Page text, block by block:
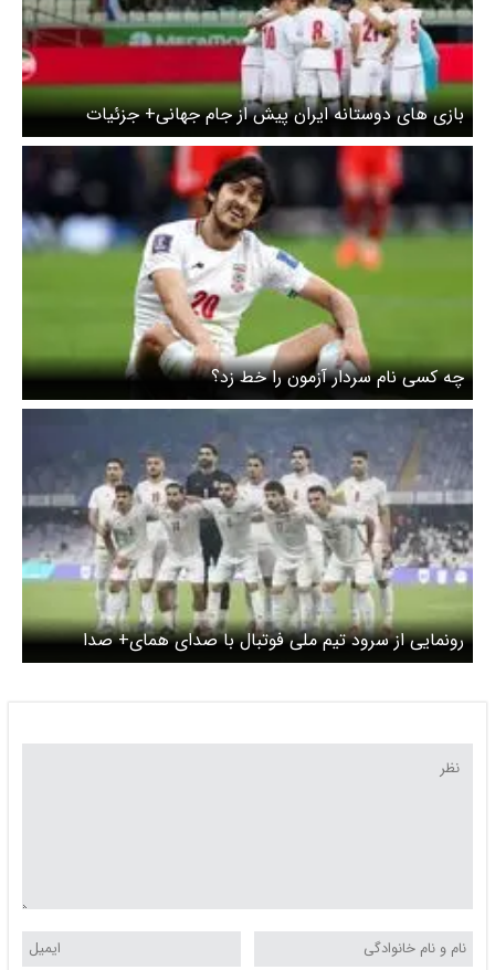
بازی های دوستانه ایران پیش از جام جهانی+ جزئیات
چه کسی نام سردار آزمون را خط زد؟
رونمایی از سرود تیم ملی فوتبال با صدای همای+ صدا